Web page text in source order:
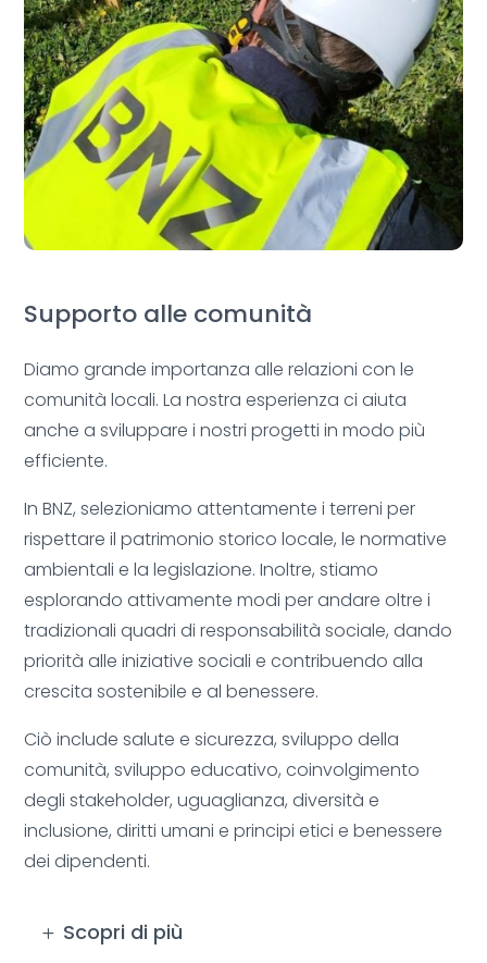
Supporto alle comunità
Diamo grande importanza alle relazioni con le
comunità locali. La nostra esperienza ci aiuta
anche a sviluppare i nostri progetti in modo più
efficiente.
In BNZ, selezioniamo attentamente i terreni per
rispettare il patrimonio storico locale, le normative
ambientali e la legislazione. Inoltre, stiamo
esplorando attivamente modi per andare oltre i
tradizionali quadri di responsabilità sociale, dando
priorità alle iniziative sociali e contribuendo alla
crescita sostenibile e al benessere.
Ciò include salute e sicurezza, sviluppo della
comunità, sviluppo educativo, coinvolgimento
degli stakeholder, uguaglianza, diversità e
inclusione, diritti umani e principi etici e benessere
dei dipendenti.
Scopri di più